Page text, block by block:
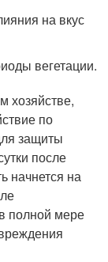
на вкус
вегетации.
хозяйстве,
по
защиты
после
начнется на
полной мере